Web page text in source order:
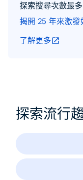
探索搜尋次數最
揭開 25 年來激發
了解更多
探索流行